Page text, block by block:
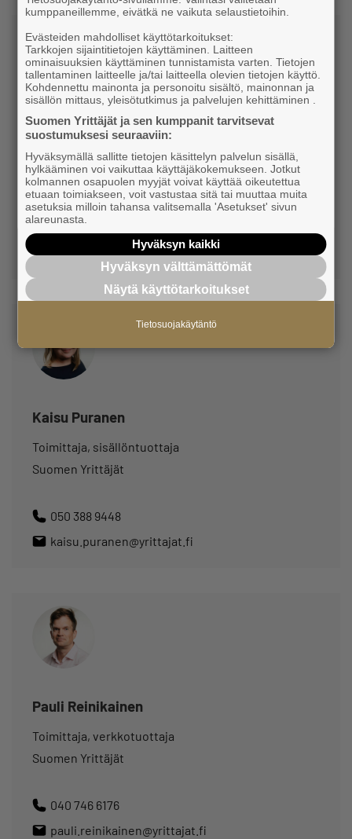
Eeva Pesonen
Toimittaja, sisällöntuottaja
Suomen Yrittäjät
050 325 9784
eeva.pesonen@yrittajat.fi
Kaisu Puranen
Toimittaja, sisällöntuottaja
Suomen Yrittäjät
050 388 9448
kaisu.puranen@yrittajat.fi
Pauli Reinikainen
Toimittaja, verkkotuottaja
Suomen Yrittäjät
040 746 6176
pauli.reinikainen@yrittajat.fi
kumppaneillemme, eivätkä ne vaikuta selaustietoihin.
Evästeiden mahdolliset käyttötarkoitukset:
Tarkkojen sijaintitietojen käyttäminen. Laitteen
ominaisuuksien käyttäminen tunnistamista varten. Tietojen
tallentaminen laitteelle ja/tai laitteella olevien tietojen käyttö.
Kohdennettu mainonta ja personoitu sisältö, mainonnan ja
sisällön mittaus, yleisötutkimus ja palvelujen kehittäminen .
Suomen Yrittäjät ja sen kumppanit tarvitsevat
suostumuksesi seuraaviin:
Hyväksymällä sallitte tietojen käsittelyn palvelun sisällä,
hylkääminen voi vaikuttaa käyttäjäkokemukseen. Jotkut
kolmannen osapuolen myyjät voivat käyttää oikeutettua
etuaan toimiakseen, voit vastustaa sitä tai muuttaa muita
asetuksia milloin tahansa valitsemalla 'Asetukset' sivun
alareunasta.
Hyväksyn kaikki
Hyväksyn välttämättömät
Näytä käyttötarkoitukset
Tietosuojakäytäntö